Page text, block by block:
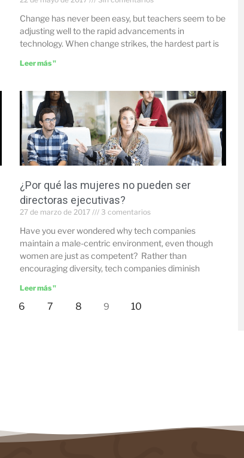
Change has never been easy, but teachers seem to be
adjusting well to the rapid advancements in
technology. When change strikes, the hardest part is
Leer más "
¿Por qué las mujeres no pueden ser
directoras ejecutivas?
27 de marzo de 2017 3 comentarios
Have you ever wondered why tech companies
maintain a male-centric environment, even though
women are just as competent? Rather than
encouraging diversity, tech companies diminish
Leer más "
6 7 8 9 10